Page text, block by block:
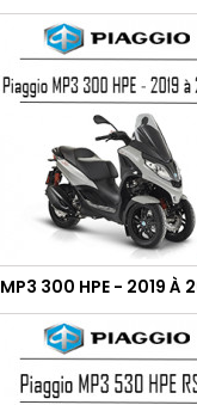
MP3 300 HPE - 2019 À